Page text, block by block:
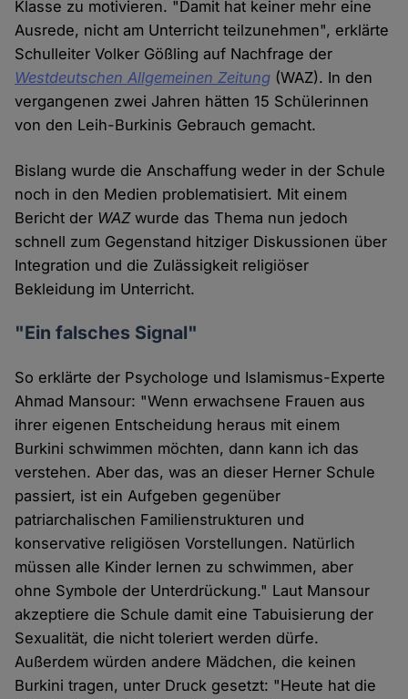
Klasse zu motivieren. "Damit hat keiner mehr eine
Ausrede, nicht am Unterricht teilzunehmen", erklärte
Schulleiter Volker Gößling auf Nachfrage der
Westdeutschen Allgemeinen Zeitung (WAZ). In den
vergangenen zwei Jahren hätten 15 Schülerinnen
von den Leih-Burkinis Gebrauch gemacht.
Bislang wurde die Anschaffung weder in der Schule
noch in den Medien problematisiert. Mit einem
Bericht der WAZwurde das Thema nun jedoch
schnell zum Gegenstand hitziger Diskussionen über
Integration und die Zulässigkeit religiöser
Bekleidung im Unterricht.
"Ein falsches Signal"
So erklärte der Psychologe und Islamismus-Experte
Ahmad Mansour: "Wenn erwachsene Frauen aus
ihrer eigenen Entscheidung heraus mit einem
Burkini schwimmen möchten, dann kann ich das
verstehen. Aber das, was an dieser Herner Schule
passiert, ist ein Aufgeben gegenüber
patriarchalischen Familienstrukturen und
konservative religiösen Vorstellungen. Natürlich
müssen alle Kinder lernen zu schwimmen, aber
ohne Symbole der Unterdrückung." Laut Mansour
akzeptiere die Schule damit eine Tabuisierung der
Sexualität, die nicht toleriert werden dürfe.
Außerdem würden andere Mädchen, die keinen
Burkini tragen, unter Druck gesetzt: "Heute hat die